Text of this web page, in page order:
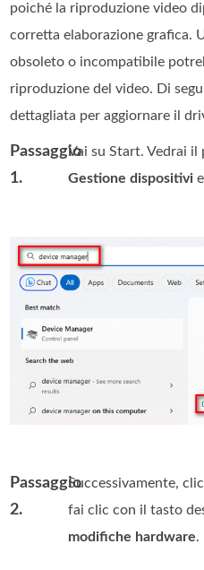
poiché la riproduzione video
corretta elaborazione grafica.
obsoleto o incompatibile
riproduzione del video. Di
dettagliata per aggiornare il
Passaggio
1.
Vai su Start. Vedrai
Gestione dispositivi
Passaggio
2.
Successivamente,
fai clic con il tasto
modifiche hardware.